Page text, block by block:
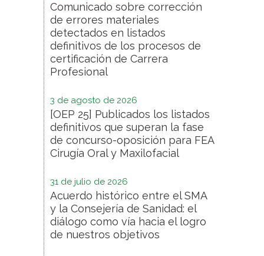
Comunicado sobre corrección
de errores materiales
detectados en listados
definitivos de los procesos de
certificación de Carrera
Profesional
3 de agosto de 2026
[OEP 25] Publicados los listados
definitivos que superan la fase
de concurso-oposición para FEA
Cirugía Oral y Maxilofacial
31 de julio de 2026
Acuerdo histórico entre el SMA
y la Consejería de Sanidad: el
diálogo como vía hacia el logro
de nuestros objetivos